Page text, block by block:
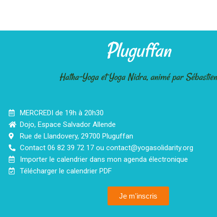
Pluguffan
Hatha-Yoga et Yoga Nidra, animé par Sébastien
MERCREDI de 19h à 20h30
Dojo, Espace Salvador Allende
Rue de Llandovery, 29700 Pluguffan
Contact 06 82 39 72 17 ou contact@yogasolidarity.org
Importer le calendrier dans mon agenda électronique
Télécharger le calendrier PDF
Je m'inscris